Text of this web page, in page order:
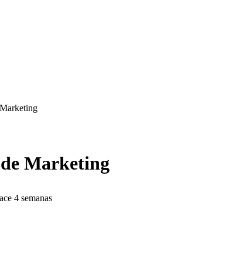
Marketing
4 semanas